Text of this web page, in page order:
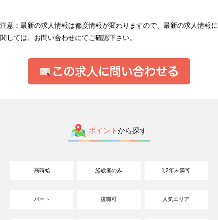
注意：最新の求人情報は都度情報が変わりますので、最新の求人情報に
関しては、お問い合わせにてご確認下さい。
ポイントから探す
高時給 経験者のみ 1,2年未満可
パート 復職可 人気エリア